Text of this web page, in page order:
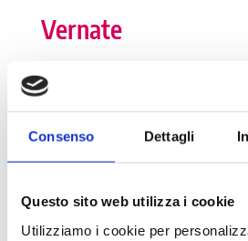
Consenso Dettagli
Questo sito web utilizza i cookie
Utilizziamo i cookie per
Vernate
I numeri della Dote
Numero tutor: 1
Numero di tirocinanti storico: 1